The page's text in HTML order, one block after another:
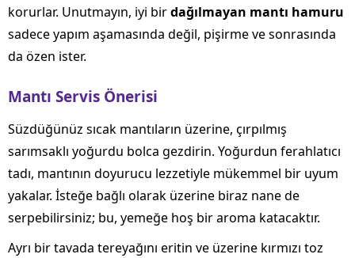
korurlar. Unutmayın, iyi birdağılmayan mantı hamuru
sadece yapım aşamasında değil, pişirme ve sonrasında
da özen ister.
Mantı Servis Önerisi
Süzdüğünüz sıcak mantıların üzerine, çırpılmış
sarımsaklı yoğurdu bolca gezdirin. Yoğurdun ferahlatıcı
tadı, mantının doyurucu lezzetiyle mükemmel bir uyum
yakalar. İsteğe bağlı olarak üzerine biraz nane de
serpebilirsiniz; bu, yemeğe hoş bir aroma katacaktır.
Ayrı bir tavada tereyağını eritin ve üzerine kırmızı toz